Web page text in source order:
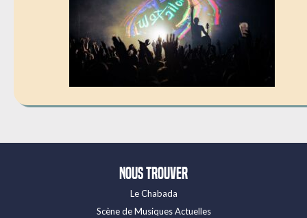
Nous trouver
Le Chabada
Scène de Musiques Actuelles